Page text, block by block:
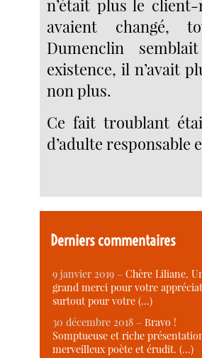
n’était plus le
avaient changé,
Dumenclin
existence, il n’avait
non plus.
Ce fait troublant
d’adulte responsable
Derniers commentaires
9 janvier 2019 –Chère Liliane,
grand merci pour votre
surtout pour votre (…)
30 décembre 2018 –Bravo !
Somptueuse et riche
merveilleux poète et érudit. (…)